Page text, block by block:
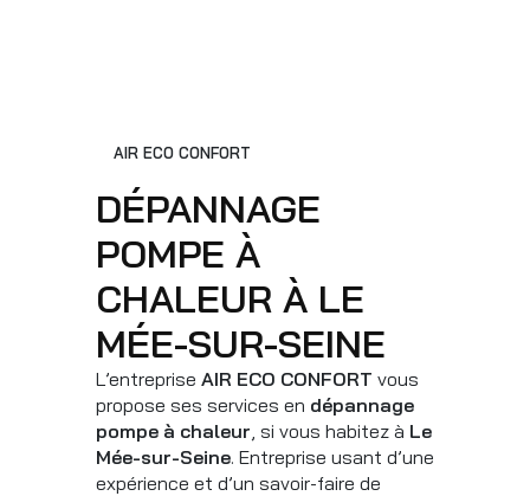
AIR ECO CONFORT
DÉPANNAGE
POMPE À
CHALEUR À LE
MÉE-SUR-SEINE
L’entreprise AIR ECO CONFORT vous
propose ses services en dépannage
pompe à chaleur, si vous habitez à Le
Mée-sur-Seine. Entreprise usant d’une
expérience et d’un savoir-faire de